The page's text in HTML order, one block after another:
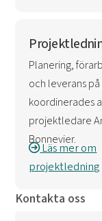
Planering,
och leverans
koordinerades
projektledare
Bonnevier.
Läs mer om
projektledning
Kontakta oss